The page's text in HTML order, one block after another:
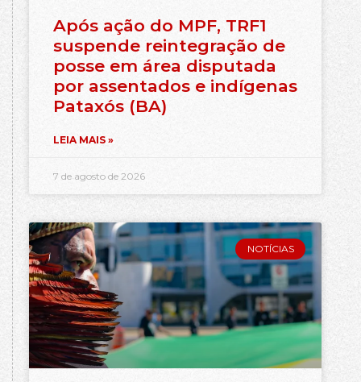
Após ação do MPF, TRF1
suspende reintegração de
posse em área disputada
por assentados e indígenas
Pataxós (BA)
LEIA MAIS »
7 de agosto de 2026
NOTÍCIAS